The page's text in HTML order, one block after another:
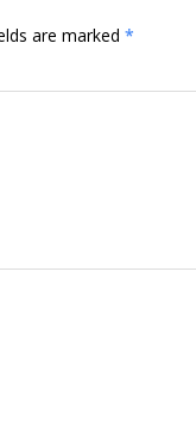
are marked *